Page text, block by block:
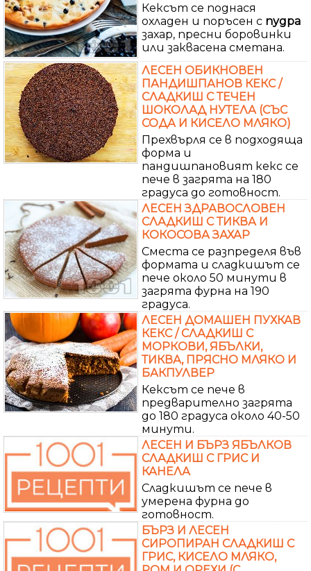
Кексът се поднася
охладен и поръсен с пудра
захар, пресни боровинки
или заквасена сметана.
ЛЕСЕН ОБИКНОВЕН
ПАНДИШПАНОВ КЕКС /
СЛАДКИШ С ТЕЧЕН
ШОКОЛАД НУТЕЛА (СЪС
СОДА И КИСЕЛО МЛЯКО)
Прехвърля се в подходяща
форма и
пандишпановият кекс се
пече в загрята на 180
градуса до готовност.
ЛЕСЕН ЗДРАВОСЛОВЕН
СЛАДКИШ С ТИКВА И
КОКОСОВА ЗАХАР
Сместа се разпределя във
формата и сладкишът се
пече около 50 минути в
загрята фурна на 190
градуса.
ЛЕСЕН ДОМАШЕН ПУХКАВ
КЕКС / СЛАДКИШ С
МОРКОВИ, ЯБЪЛКИ,
ТИКВА, ПРЯСНО МЛЯКО И
БАКПУЛВЕР
Кексът се пече в
предварително загрята
до 180 градуса около 40-50
минути.
ЛЕСЕН И БЪРЗ ЯБЪЛКОВ
СЛАДКИШ С ГРИС И
КАНЕЛА
Сладкишът се пече в
умерена фурна до
готовност.
БЪРЗ И ЛЕСЕН
СИРОПИРАН СЛАДКИШ С
ГРИС, КИСЕЛО МЛЯКО,